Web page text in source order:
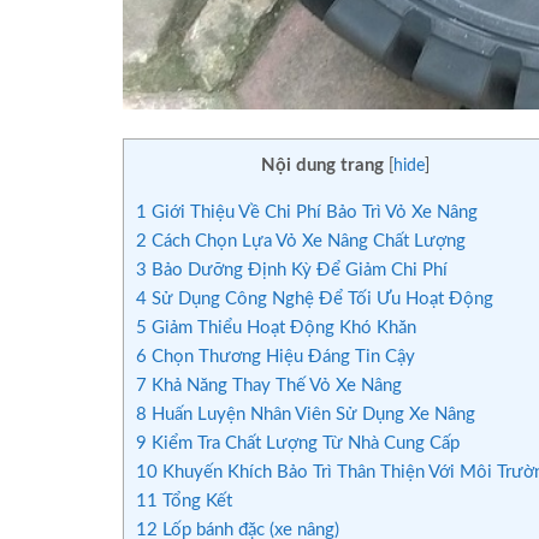
Nội dung trang hide]
1 Giới Thiệu Về Chi Phí Bảo Trì Vỏ Xe Nâng
2 Cách Chọn Lựa Vỏ Xe Nâng Chất Lượng
3 Bảo Dưỡng Định Kỳ Để Giảm Chi Phí
4 Sử Dụng Công Nghệ Để Tối Ưu Hoạt Động
5 Giảm Thiểu Hoạt Động Khó Khăn
6 Chọn Thương Hiệu Đáng Tin Cậy
7 Khả Năng Thay Thế Vỏ Xe Nâng
8 Huấn Luyện Nhân Viên Sử Dụng Xe Nâng
9 Kiểm Tra Chất Lượng Từ Nhà Cung Cấp
10 Khuyến Khích Bảo Trì Thân Thiện Với Môi
11 Tổng Kết
12 Lốp bánh đặc (xe nâng)